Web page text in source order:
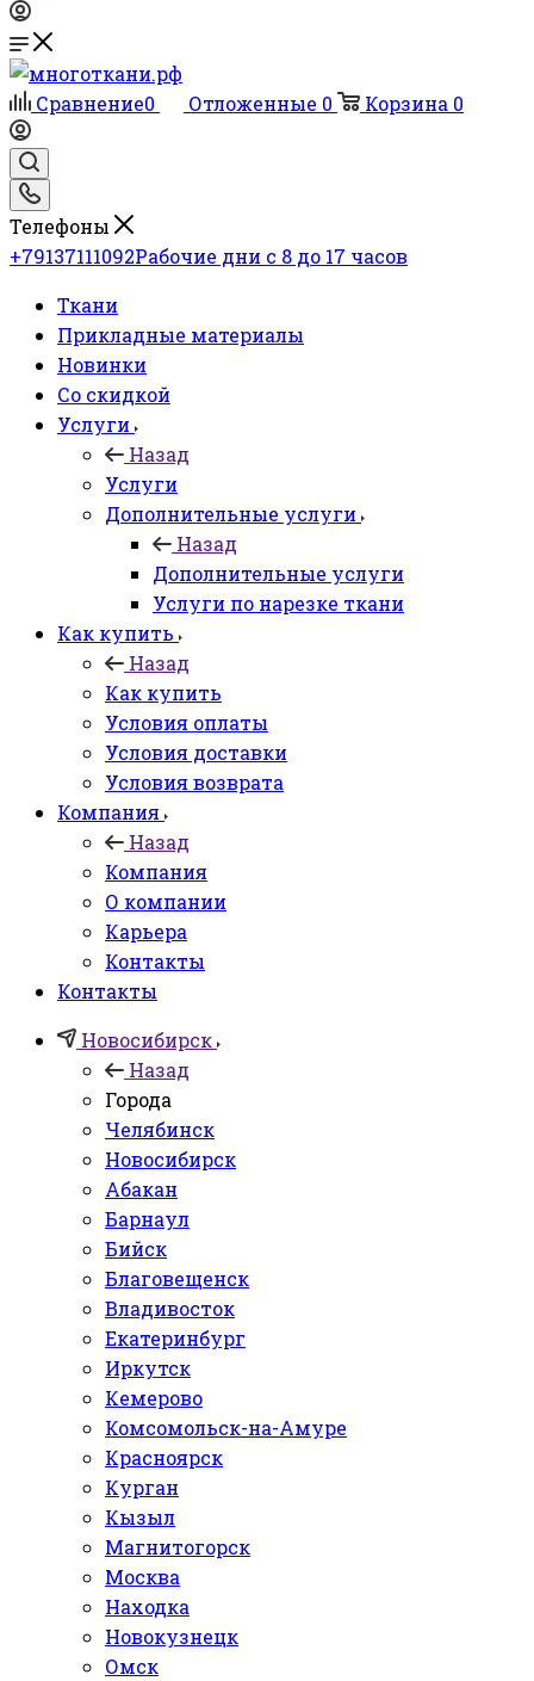
Сравнение0 Отложенные 0 Корзина 0
Телефоны
+79137111092Рабочие дни с 8 до 17 часов
Ткани
Прикладные материалы
Новинки
Со скидкой
Услуги
Назад
Услуги
Дополнительные услуги
Назад
Дополнительные услуги
Услуги по нарезке ткани
Как купить
Назад
Как купить
Условия оплаты
Условия доставки
Условия возврата
Компания
Назад
Компания
О компании
Карьера
Контакты
Контакты
Новосибирск
Назад
Города
Челябинск
Новосибирск
Абакан
Барнаул
Бийск
Благовещенск
Владивосток
Екатеринбург
Иркутск
Кемерово
Комсомольск-на-Амуре
Красноярск
Курган
Кызыл
Магнитогорск
Москва
Находка
Новокузнецк
Омск